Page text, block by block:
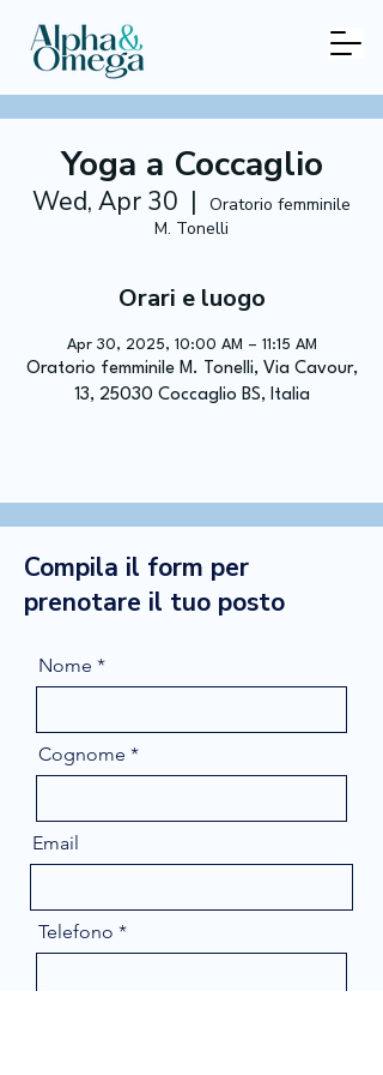
Yoga a Coccaglio
Wed, Apr 30
  |
Oratorio femminile
M. Tonelli
Orari e luogo
Apr 30, 2025, 10:00 AM – 11:15 AM
Oratorio femminile M. Tonelli, Via Cavour,
13, 25030 Coccaglio BS, Italia
Compila il form per
prenotare il tuo posto
Nome
Cognome
Email
Telefono